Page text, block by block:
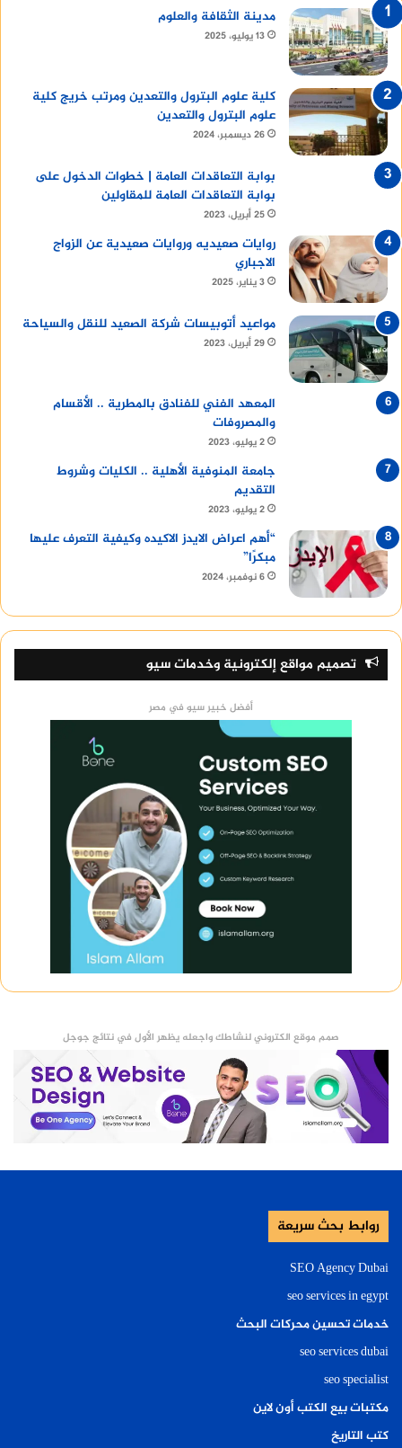
مدينة الثقافة والعلوم
13 يوليو، 2025
كلية علوم البترول والتعدين ومرتب خريج كلية
علوم البترول والتعدين
26 ديسمبر، 2024
بوابة التعاقدات العامة | خطوات الدخول على
بوابة التعاقدات العامة للمقاولين
25 أبريل، 2023
روايات صعيديه وروايات صعيدية عن الزواج
الاجباري
3 يناير، 2025
مواعيد أتوبيسات شركة الصعيد للنقل والسياحة
29 أبريل، 2023
المعهد الفني للفنادق بالمطرية .. الأقسام
والمصروفات
2 يوليو، 2023
جامعة المنوفية الأهلية .. الكليات وشروط
التقديم
2 يوليو، 2023
“أهم اعراض الايدز الاكيده وكيفية التعرف عليها
مبكرًا”
6 نوفمبر، 2024
تصميم مواقع إلكترونية وخدمات سيو
أفضل خبير سيو في مصر
صمم موقع الكتروني لنشاطك واجعله يظهر الأول في نتائج جوجل
روابط بحث سريعة
SEO Agency Dubai
seo services in egypt
خدمات تحسين محركات البحث
seo services dubai
seo specialist
مكتبات بيع الكتب أون لاين
كتب التاريخ